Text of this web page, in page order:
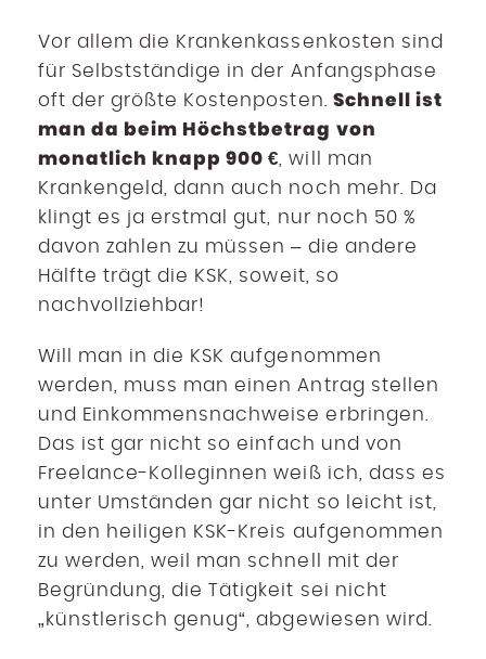
Vor allem die Krankenkassenkosten sind
für Selbstständige in der Anfangsphase
oft der größte Kostenposten. Schnell ist
man da beim Höchstbetrag von
monatlich knapp 900 € , will man
Krankengeld, dann auch noch mehr. Da
klingt es ja erstmal gut, nur noch 50 %
davon zahlen zu müssen – die andere
Hälfte trägt die KSK, soweit, so
nachvollziehbar!
Will man in die KSK aufgenommen
werden, muss man einen Antrag stellen
und Einkommensnachweise erbringen.
Das ist gar nicht so einfach und von
Freelance-Kolleginnen weiß ich, dass es
unter Umständen gar nicht so leicht ist,
in den heiligen KSK-Kreis aufgenommen
zu werden, weil man schnell mit der
Begründung, die Tätigkeit sei nicht
„künstlerisch genug“, abgewiesen wird.